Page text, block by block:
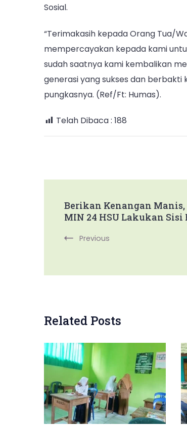
Sosial.
“Terimakasih kepada Orang Tua/
mempercayakan kepada kami
sudah saatnya kami kembalikan
generasi yang sukses dan
pungkasnya. (Ref/Ft: Humas).
Telah Dibaca : 188
Post
Navigation
Berikan Kenangan Manis,
MIN 24 HSU Lakukan Sisi
Previous
Related Posts